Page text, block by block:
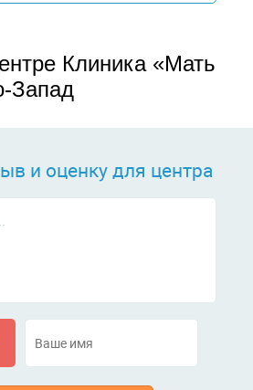
Клиника «Мать
Запад
и оценку для центра